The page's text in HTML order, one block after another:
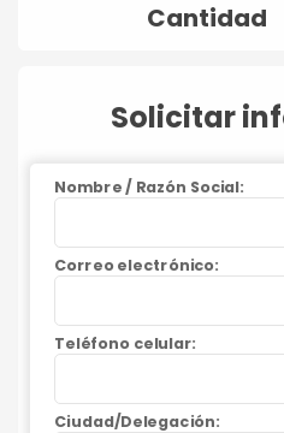
Cantidad
Solicitar
Nombre / Razón Social:
Correo electrónico:
Teléfono celular:
Ciudad/Delegación: